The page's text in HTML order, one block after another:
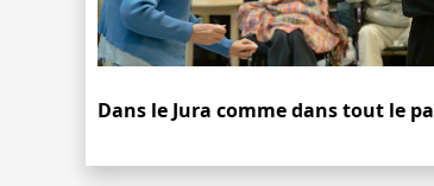
Dans le Jura comme dans tout le